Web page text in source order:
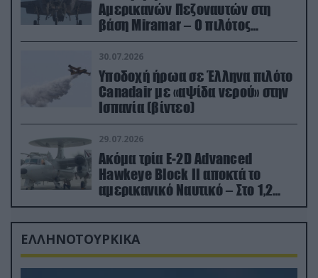
Αμερικανών Πεζοναυτών στη
βάση Miramar – Ο πιλότος
εκτινάχθηκε εγκαίρως
30.07.2026
Υποδοχή ήρωα σε Έλληνα πιλότο
Canadair με «αψίδα νερού» στην
Ισπανία (βίντεο)
29.07.2026
Ακόμα τρία E-2D Advanced
Hawkeye Block II αποκτά το
αμερικανικό Ναυτικό – Στο 1,2
δισ.δολάρια το κόστος
ΕΛΛΗΝΟΤΟΥΡΚΙΚΑ